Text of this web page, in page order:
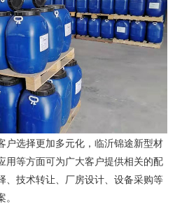
户选择更加多元化，临沂锦途新型材
用等方面可为广大客户提供相关的配
、技术转让、厂房设计、设备采购等